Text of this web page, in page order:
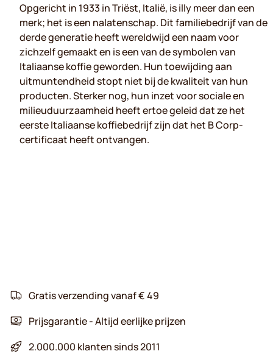
Opgericht in 1933 in Triëst, Italië, is illy meer dan een
merk; het is een nalatenschap. Dit familiebedrijf van de
derde generatie heeft wereldwijd een naam voor
zichzelf gemaakt en is een van de symbolen van
Italiaanse koffie geworden. Hun toewijding aan
uitmuntendheid stopt niet bij de kwaliteit van hun
producten. Sterker nog, hun inzet voor sociale en
milieuduurzaamheid heeft ertoe geleid dat ze het
eerste Italiaanse koffiebedrijf zijn dat het B Corp-
certificaat heeft ontvangen.
Gratis verzending vanaf € 49
Prijsgarantie - Altijd eerlijke prijzen
2.000.000 klanten sinds 2011